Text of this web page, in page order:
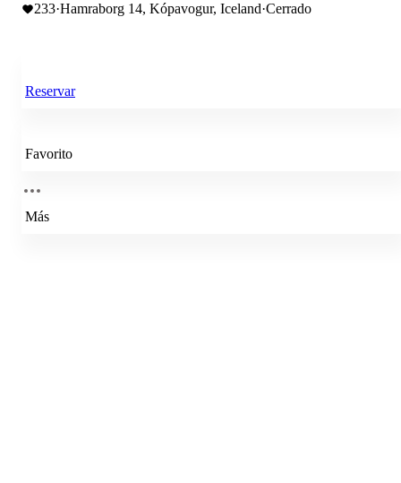
233·Hamraborg 14, Kópavogur, Iceland·Cerrado
Reservar
Favorito
Más